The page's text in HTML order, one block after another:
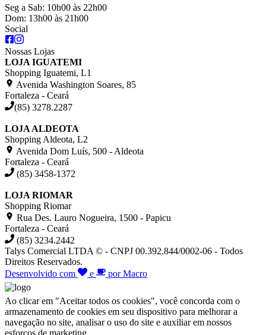
Seg a Sab: 10h00 às 22h00
Dom: 13h00 às 21h00
Social
Nossas Lojas
LOJA IGUATEMI
Shopping Iguatemi, L1
Avenida Washington Soares, 85
Fortaleza - Ceará
(85) 3278.2287
LOJA ALDEOTA
Shopping Aldeota, L2
Avenida Dom Luís, 500 - Aldeota
Fortaleza - Ceará
(85) 3458-1372
LOJA RIOMAR
Shopping Riomar
Rua Des. Lauro Nogueira, 1500 - Papicu
Fortaleza - Ceará
(85) 3234.2442
Talys Comercial LTDA © - CNPJ 00.392.844/0002-06 - Todos
Direitos Reservados.
Desenvolvido com
e por Macro
Ao clicar em "Aceitar todos os cookies", você concorda com o
armazenamento de cookies em seu dispositivo para melhorar a
navegação no site, analisar o uso do site e auxiliar em nossos
esforços de marketing.